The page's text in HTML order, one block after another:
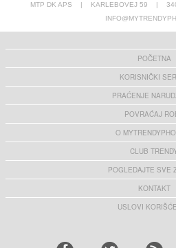
MTP DK APS | KARLEBOVEJ 59 |
POČETNA
KORISNIČKI
PRAĆENJE
POVRAĆAJ
O
CLUB
POGLEDAJTE SVE
KONTAKT
USLOVI